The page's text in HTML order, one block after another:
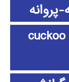
پروانه
الگوریتم جستجوی فاخته cuckoo